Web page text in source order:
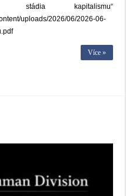
kapitalismu“
uploads/2026/06/2026-06-
Více »